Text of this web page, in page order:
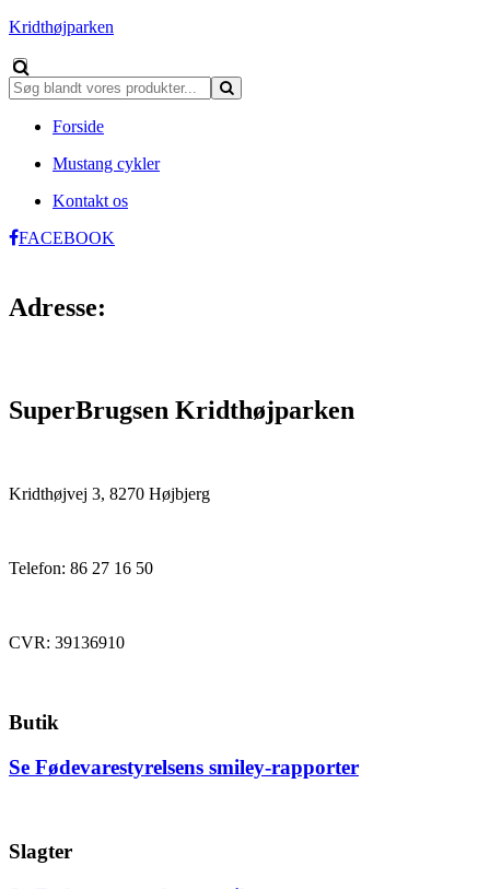
Kridthøjparken
Forside
Mustang cykler
Kontakt os
FACEBOOK
Adresse:
SuperBrugsen Kridthøjparken
Kridthøjvej 3, 8270 Højbjerg
Telefon: 86 27 16 50
CVR: 39136910
Butik
Se Fødevarestyrelsens smiley-rapporter
Slagter